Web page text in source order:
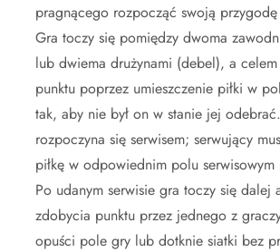
pragnącego rozpocząć swoją
Gra toczy się pomiędzy dwoma
lub dwiema drużynami (debel), a
punktu poprzez umieszczenie piłki w
tak, aby nie był on w stanie jej
rozpoczyna się serwisem; serwujący
piłkę w odpowiednim polu
Po udanym serwisie gra toczy się dalej
zdobycia punktu przez jednego z
opuści pole gry lub dotknie siatki bez